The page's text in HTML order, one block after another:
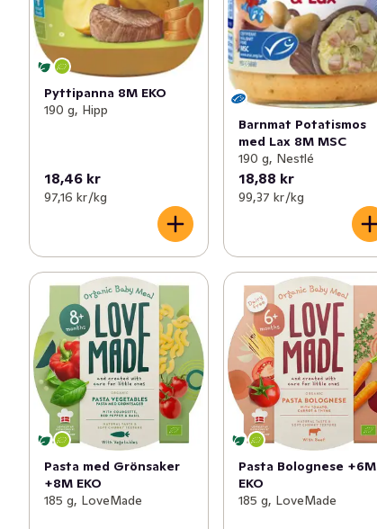
Pyttipanna 8M EKO
190 g, Hipp
18,46 kr
97,16 kr /kg
Barnmat Potatismos
med Lax 8M MSC
190 g, Nestlé
18,88 kr
99,37 kr /kg
Pasta med Grönsaker
+8M EKO
185 g, LoveMade
Pasta Bolognese +6M
EKO
185 g, LoveMade